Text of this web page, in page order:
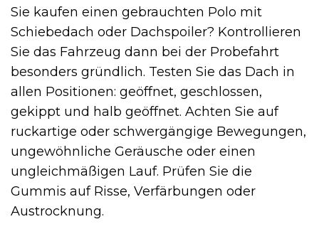
Sie kaufen einen gebrauchten Polo mit
Schiebedach oder Dachspoiler? Kontrollieren
Sie das Fahrzeug dann bei der Probefahrt
besonders gründlich. Testen Sie das Dach in
allen Positionen: geöffnet, geschlossen,
gekippt und halb geöffnet. Achten Sie auf
ruckartige oder schwergängige Bewegungen,
ungewöhnliche Geräusche oder einen
ungleichmäßigen Lauf. Prüfen Sie die
Gummis auf Risse, Verfärbungen oder
Austrocknung.